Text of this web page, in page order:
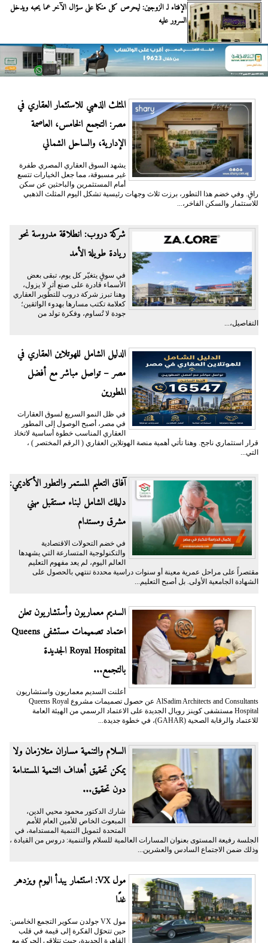
الإفتاء لـ الزوجين: ليحرص كل منكما على سؤال الآخر عما يحبه ويدخل
السرور عليه
المثلث الذهبي للاستثمار العقاري في
مصر: التجمع الخامس، العاصمة
الإدارية، والساحل الشمالي
يشهد السوق العقاري المصري طفرة
غير مسبوقة، مما جعل الخيارات تتسع
أمام المستثمرين والباحثين عن سكن
راقٍ. وفي خضم هذا التطور، برزت ثلاث وجهات رئيسية تشكل اليوم المثلث الذهبي
للاستثمار والسكن الفاخر،...
شركة دروب: انطلاقة مدروسة نحو
ريادة طويلة الأمد
في سوقٍ يتغيّر كل يوم، تبقى بعض
الأسماء قادرة على صنع أثرٍ لا يزول،
وهنا تبرز شركة دروب للتطوير العقاري
كعلامة تكتب مسارها بهدوء الواثقين؛
جودة لا تُساوم، وفكرة تولد من
التفاصيل،...
الدليل الشامل للهوتلاين العقاري في
مصر – تواصل مباشر مع أفضل
المطورين
في ظل النمو السريع لسوق العقارات
في مصر، أصبح الوصول إلى المطور
العقاري المناسب خطوة أساسية لاتخاذ
قرار استثماري ناجح. وهنا تأتي أهمية منصة الهوتلاين العقاري ( الرقم المختصر ) ،
التي...
آفاق التعليم المستمر والتطور الأكاديمي:
دليلك الشامل لبناء مستقبل مهني
مشرق ومستدام
في خضم التحولات الاقتصادية
والتكنولوجية المتسارعة التي يشهدها
العالم اليوم، لم يعد مفهوم التعليم
مقتصراً على مراحل عمرية معينة أو سنوات دراسية محددة تنتهي بالحصول على
الشهادة الجامعية الأولى. بل أصبح التعليم...
السديم معماريون وأستشاريون تعلن
اعتماد تصميمات مستشفى Queens
Royal Hospital الجديدة
بالتجمع...
أعلنت السديم معماريون واستشاريون
AlSadim Architects and Consultants عن حصول تصميمات مشروع Queens Royal
Hospital مستشفى كوينز رويال الجديدة على الاعتماد الرسمي من الهيئة العامة
للاعتماد والرقابة الصحية (GAHAR)، في خطوة جديدة...
السلام والتنمية مساران متلازمان ولا
يمكن تحقيق أهداف التنمية المستدامة
دون تحقيق...
شارك الدكتور محمود محيي الدين،
المبعوث الخاص للأمين العام للأمم
المتحدة لتمويل التنمية المستدامة، في
الجلسة رفيعة المستوى بعنوان المسارات العالمية للسلام والتنمية: دروس من القيادة ،
وذلك ضمن الاجتماع السادس والعشرين...
مول VX: استثمار يبدأ اليوم ويزدهر
غدًا
مول VX جولدن سكوير التجمع الخامس:
حين تتحوّل الفكرة إلى قيمة في قلب
القاهرة الجديدة، حيث تتلاقى الحركة مع